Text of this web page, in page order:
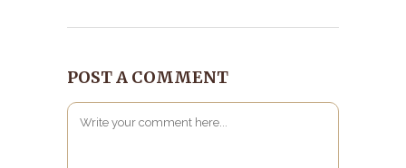
POST A COMMENT